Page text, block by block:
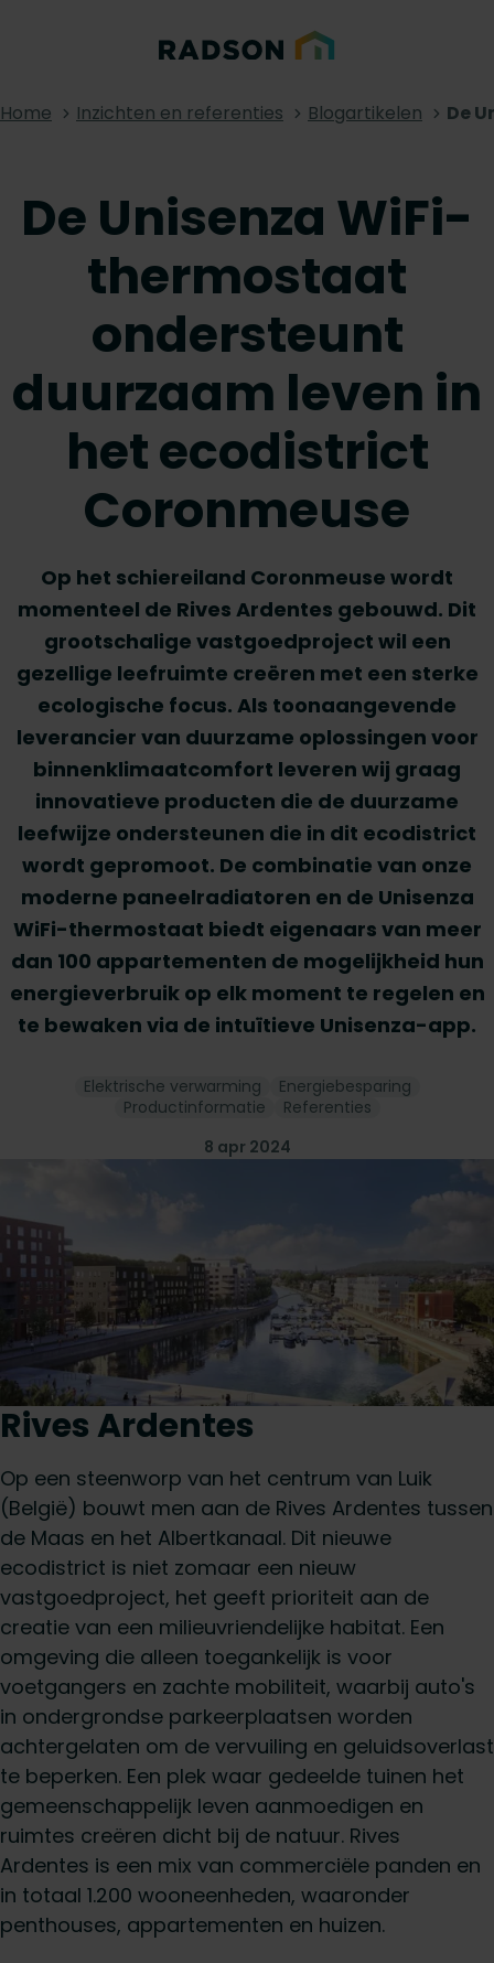
Home Inzichten en referenties Blogartikelen De
De Unisenza WiFi-
thermostaat
ondersteunt
duurzaam leven in
het ecodistrict
Coronmeuse
Op het schiereiland Coronmeuse wordt
momenteel de Rives Ardentes gebouwd. Dit
grootschalige vastgoedproject wil een
gezellige leefruimte creëren met een sterke
ecologische focus. Als toonaangevende
leverancier van duurzame oplossingen voor
binnenklimaatcomfort leveren wij graag
innovatieve producten die de duurzame
leefwijze ondersteunen die in dit ecodistrict
wordt gepromoot. De combinatie van onze
moderne paneelradiatoren en de Unisenza
WiFi-thermostaat biedt eigenaars van meer
dan 100 appartementen de mogelijkheid hun
energieverbruik op elk moment te regelen en
te bewaken via de intuïtieve Unisenza-app.
Elektrische verwarming
Energiebesparing
Productinformatie
Referenties
8 apr 2024
Rives Ardentes
Op een steenworp van het centrum van Luik
(België) bouwt men aan de Rives Ardentes tussen
de Maas en het Albertkanaal. Dit nieuwe
ecodistrict is niet zomaar een nieuw
vastgoedproject, het geeft prioriteit aan de
creatie van een milieuvriendelijke habitat. Een
omgeving die alleen toegankelijk is voor
voetgangers en zachte mobiliteit, waarbij auto's
in ondergrondse parkeerplaatsen worden
achtergelaten om de vervuiling en geluidsoverlast
te beperken. Een plek waar gedeelde tuinen het
gemeenschappelijk leven aanmoedigen en
ruimtes creëren dicht bij de natuur. Rives
Ardentes is een mix van commerciële panden en
in totaal 1.200 wooneenheden, waaronder
penthouses, appartementen en huizen.